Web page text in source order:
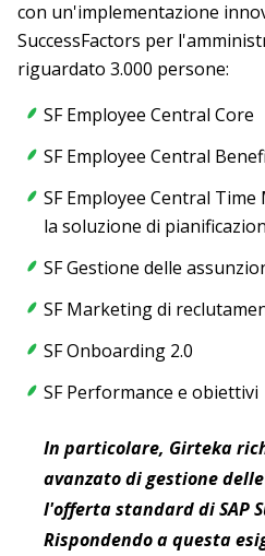
con un'implementazione
SuccessFactors per
riguardato 3.000 persone:
SF Employee Central Core
SF Employee Central
SF Employee Central
la soluzione di
SF Gestione delle
SF Marketing di
SF Onboarding 2.0
SF Performance e obiettivi
In particolare, Girteka
avanzato di gestione
l'offerta standard di SAP
Rispondendo a questa